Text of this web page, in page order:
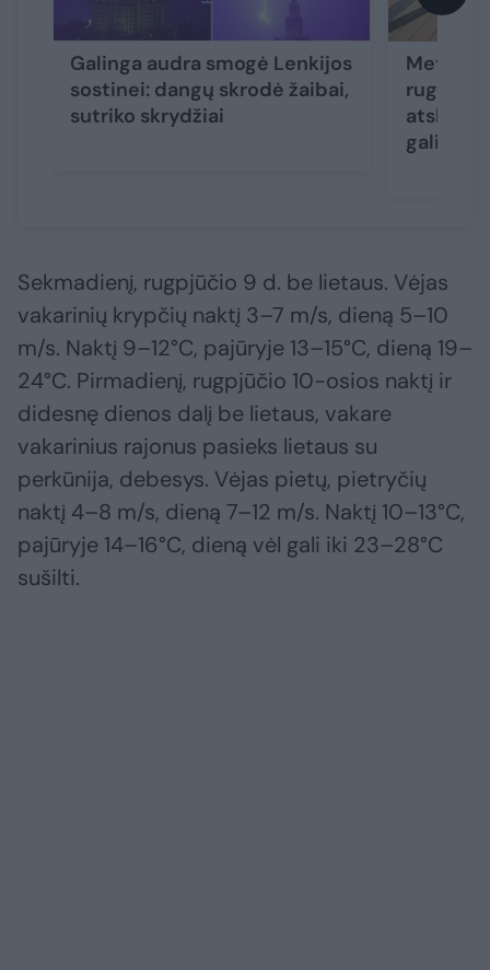
Galinga audra smogė Lenkijos
sostinei: dangų skrodė žaibai,
sutriko skrydžiai
gali
Sekmadienį, rugpjūčio 9 d. be lietaus. Vėjas
vakarinių krypčių naktį 3–7 m/s, dieną 5–10
m/s. Naktį 9–12°C, pajūryje 13–15°C, dieną 19–
24°C. Pirmadienį, rugpjūčio 10-osios naktį ir
didesnę dienos dalį be lietaus, vakare
vakarinius rajonus pasieks lietaus su
perkūnija, debesys. Vėjas pietų, pietryčių
naktį 4–8 m/s, dieną 7–12 m/s. Naktį 10–13°C,
pajūryje 14–16°C, dieną vėl gali iki 23–28°C
sušilti.